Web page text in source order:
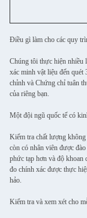
Điều gì làm cho các quy
Chúng tôi thực hiện nhiều
xác minh vật liệu đến quét
chỉnh và Chứng chỉ tuân
của riêng bạn.
Một đội ngũ quốc tế có
Kiểm tra chất lượng
còn có nhân viên được
phức tạp hơn và độ khoan
đo chính xác được thực
hảo.
Kiểm tra và xem xét cho